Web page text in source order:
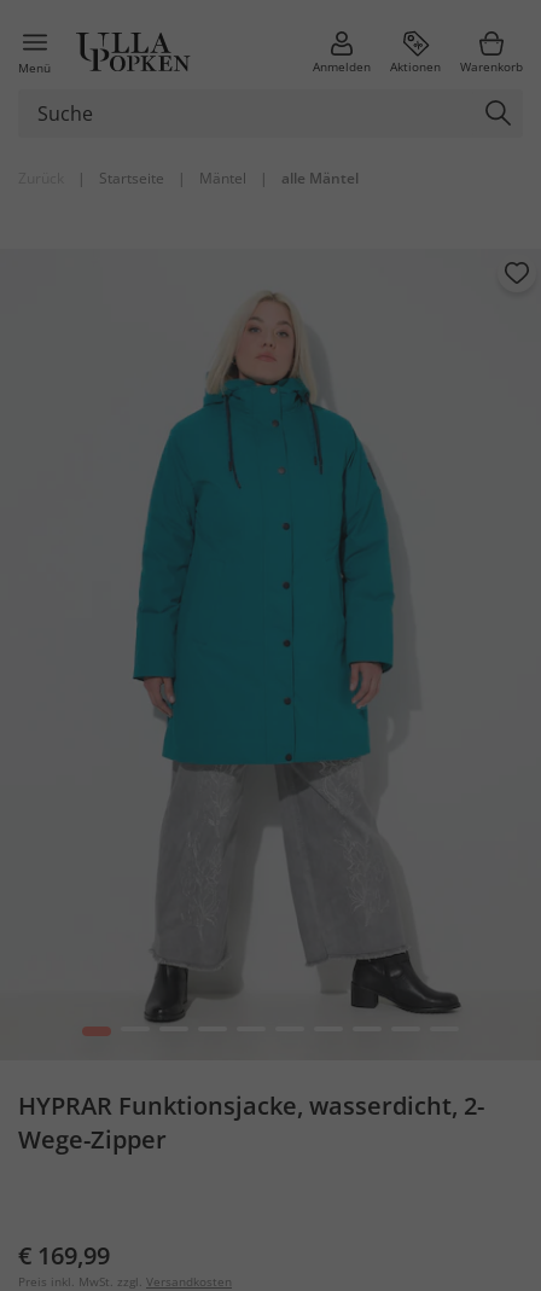
Menü Anmelden Aktionen Warenkorb
| Startseite | Mäntel | alle Mäntel
1
HYPRAR Funktionsjacke, wasserdicht, 2-
Wege-Zipper
€ 169,99
Preis inkl. MwSt. zzgl. Versandkosten